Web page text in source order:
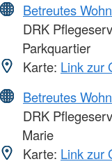
Betreutes
DRK
Parkquartier
Karte: Link zur
Betreutes
DRK
Marie
Karte: Link zur